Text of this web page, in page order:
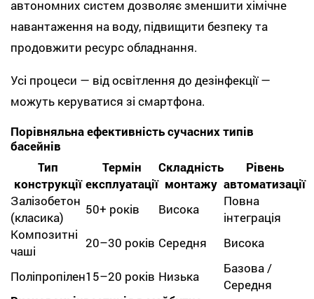
автономних систем дозволяє зменшити хімічне
навантаження на воду, підвищити безпеку та
продовжити ресурс обладнання.
Усі процеси — від освітлення до дезінфекції —
можуть керуватися зі смартфона.
Порівняльна ефективність сучасних типів
басейнів
Тип
конструкції
Термін
експлуатації
Складність
монтажу
Рівень
автоматизації
Залізобетон
(класика)
50+ років Висока
Повна
інтеграція
Композитні
чаші
20–30 років Середня Висока
Поліпропілен15–20 років Низька
Базова /
Середня